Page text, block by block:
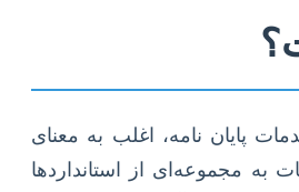
پایان نامه، اغلب به معنای
به مجموعه‌ای از استانداردها